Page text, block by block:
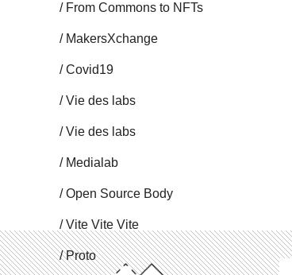
From Commons to NFTs
Ma­kersX­change
Covid19
Vie des labs
Vie des labs
Me­dia­lab
Open Source Body
Vite Vite Vite
Proto